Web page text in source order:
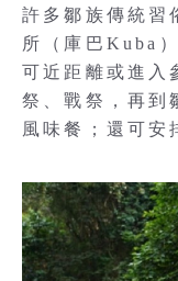
許多鄒族傳統習
所（庫巴Kuba
可近距離或進入
祭、戰祭，再到
風味餐；還可安